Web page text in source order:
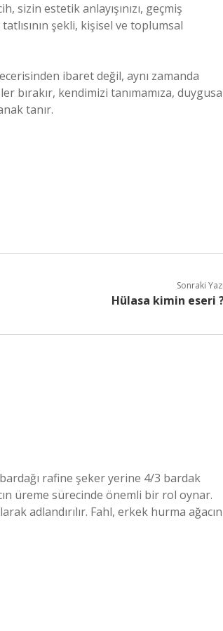
estetik anlayışınızı, geçmiş
şekli, kişisel ve toplumsal
ibaret değil, aynı zamanda
bırakır, kendimizi tanımamıza,
tanır.
Sonraki
Hülasa kimin eseri
rafine şeker yerine 4/3 bardak
üreme sürecinde önemli bir rol oynar.
adlandırılır. Fahl, erkek hurma